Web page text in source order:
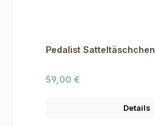
Pedalist Satteltäschchen
Regulärer Preis:
59,00 €
Details